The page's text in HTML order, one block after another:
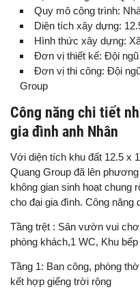
Quy mô công trình:
Diện tích xây dựng:
Hình thức xây dựng:
Đơn vị thiết kế: Đội
Đơn vị thi công: Đội
Group
Công năng chi tiết
gia đình anh Nhân
Với diện tích khu đất 12.5 x
Quang Group đã lên
không gian sinh hoạt chung
cho đại gia đình. Công năng
Tầng trệt : Sân vườn vui
phòng khách,1 WC, Khu
Tầng 1: Ban công, phòng
kết hợp giếng trời rộng